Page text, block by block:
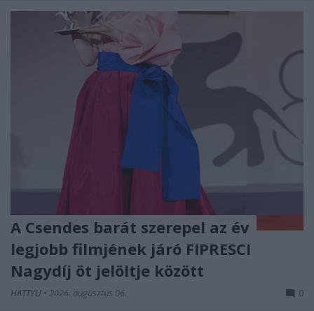
A Csendes barát szerepel az év
legjobb filmjének járó FIPRESCI
Nagydíj öt jelöltje között
HATTYU • 2026. augusztus 06. 0